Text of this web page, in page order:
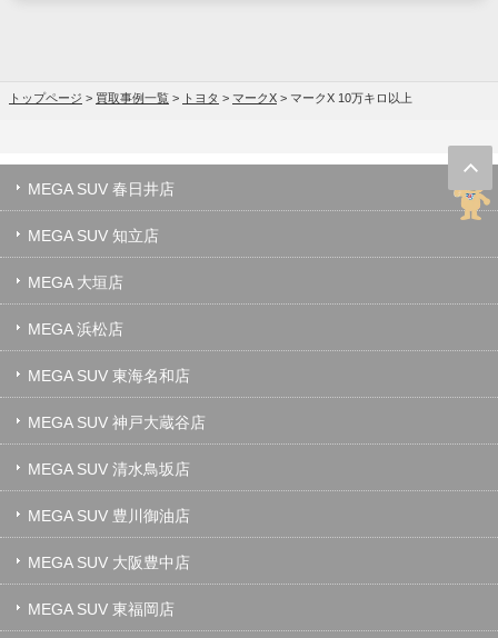
トップページ > 買取事例一覧 > トヨタ > マークX > マークX 10万キロ以上
MEGA SUV 春日井店
MEGA SUV 知立店
MEGA 大垣店
MEGA 浜松店
MEGA SUV 東海名和店
MEGA SUV 神戸大蔵谷店
MEGA SUV 清水鳥坂店
MEGA SUV 豊川御油店
MEGA SUV 大阪豊中店
MEGA SUV 東福岡店